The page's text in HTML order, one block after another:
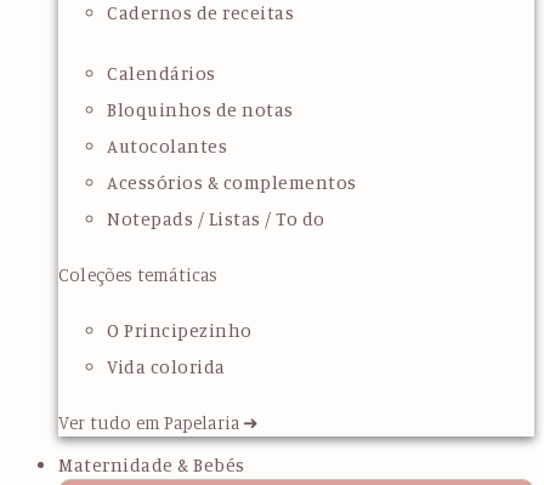
Cadernos de receitas
Calendários
Bloquinhos de notas
Autocolantes
Acessórios & complementos
Notepads / Listas / To do
Coleções temáticas
O Principezinho
Vida colorida
Ver tudo em Papelaria ➜
Maternidade & Bebés